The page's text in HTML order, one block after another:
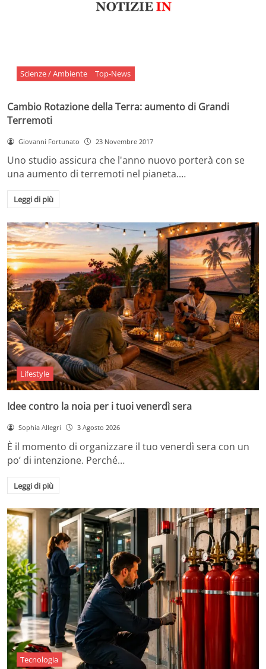
Scienze / Ambiente Top-News
Cambio Rotazione della Terra: aumento di Grandi
Terremoti
Giovanni Fortunato 23 Novembre 2017
Uno studio assicura che l'anno nuovo porterà con se
una aumento di terremoti nel pianeta.…
Leggi di più
Lifestyle
Idee contro la noia per i tuoi venerdì sera
Sophia Allegri 3 Agosto 2026
È il momento di organizzare il tuo venerdì sera con un
po’ di intenzione. Perché…
Leggi di più
Tecnologia